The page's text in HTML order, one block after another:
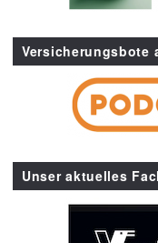
Versicherungsbote
Unser aktuelles